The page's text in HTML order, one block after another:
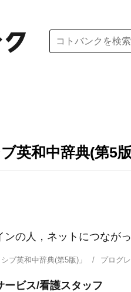
英和中辞典(第5
ンの人，ネットにつなが
ブ英和中辞典(第5版)」 プログ
ービス/看護スタッフ